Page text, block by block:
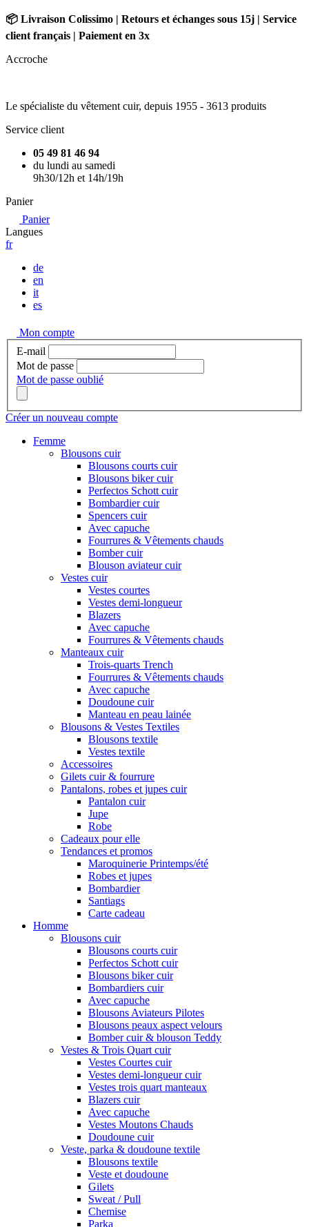
📦 Livraison Colissimo | Retours et échanges sous 15j | Service
client français | Paiement en 3x
Accroche
Le spécialiste du vêtement cuir, depuis 1955 - 3613 produits
Service client
05 49 81 46 94
du lundi au samedi
9h30/12h et 14h/19h
Panier
Panier
Langues
fr
de
en
it
es
Mon compte
E-mail
Mot de passe
Mot de passe oublié
Créer un nouveau compte
Femme
Blousons cuir
Blousons courts cuir
Blousons biker cuir
Perfectos Schott cuir
Bombardier cuir
Spencers cuir
Avec capuche
Fourrures & Vêtements chauds
Bomber cuir
Blouson aviateur cuir
Vestes cuir
Vestes courtes
Vestes demi-longueur
Blazers
Avec capuche
Fourrures & Vêtements chauds
Manteaux cuir
Trois-quarts Trench
Fourrures & Vêtements chauds
Avec capuche
Doudoune cuir
Manteau en peau lainée
Blousons & Vestes Textiles
Blousons textile
Vestes textile
Accessoires
Gilets cuir & fourrure
Pantalons, robes et jupes cuir
Pantalon cuir
Jupe
Robe
Cadeaux pour elle
Tendances et promos
Maroquinerie Printemps/été
Robes et jupes
Bombardier
Santiags
Carte cadeau
Homme
Blousons cuir
Blousons courts cuir
Perfectos Schott cuir
Blousons biker cuir
Bombardiers cuir
Avec capuche
Blousons Aviateurs Pilotes
Blousons peaux aspect velours
Bomber cuir & blouson Teddy
Vestes & Trois Quart cuir
Vestes Courtes cuir
Vestes demi-longueur cuir
Vestes trois quart manteaux
Blazers cuir
Avec capuche
Vestes Moutons Chauds
Doudoune cuir
Veste, parka & doudoune textile
Blousons textile
Veste et doudoune
Gilets
Sweat / Pull
Chemise
Parka